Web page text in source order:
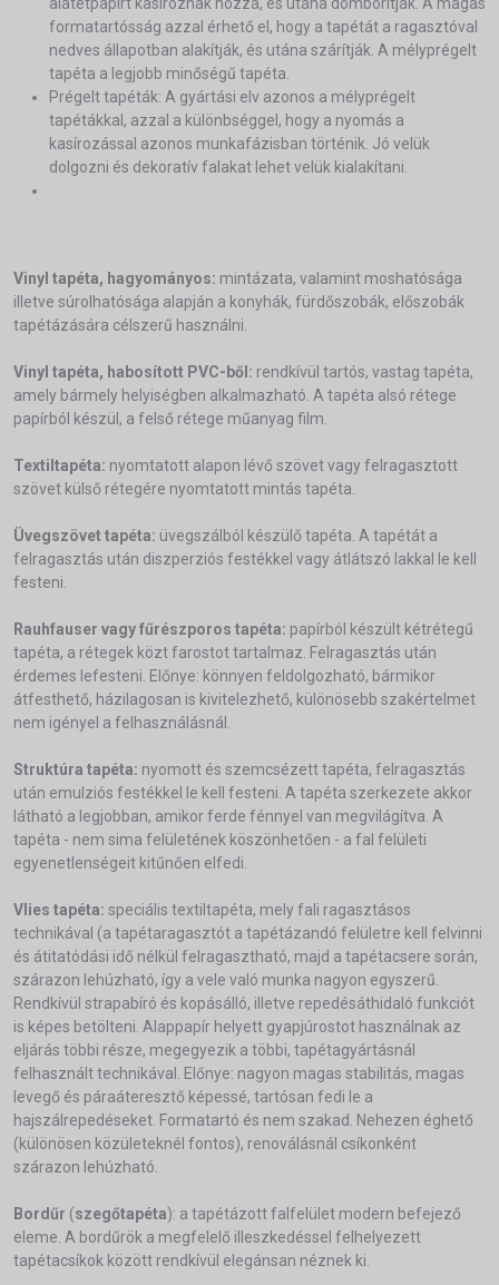
formatartósság azzal érhető el, hogy a tapétát a ragasztóval
nedves állapotban alakítják, és utána szárítják. A mélyprégelt
tapéta a legjobb minőségű tapéta.
Prégelt tapéták: A gyártási elv azonos a mélyprégelt
tapétákkal, azzal a különbséggel, hogy a nyomás a
kasírozással azonos munkafázisban történik. Jó velük
dolgozni és dekoratív falakat lehet velük kialakítani.
Vinyl tapéta, hagyományos: mintázata, valamint moshatósága
illetve súrolhatósága alapján a konyhák, fürdőszobák, előszobák
tapétázására célszerű használni.
Vinyl tapéta, habosított PVC-ből: rendkívül tartós, vastag tapéta,
amely bármely helyiségben alkalmazható. A tapéta alsó rétege
papírból készül, a felső rétege műanyag film.
Textiltapéta: nyomtatott alapon lévő szövet vagy felragasztott
szövet külső rétegére nyomtatott mintás tapéta.
Üvegszövet tapéta: üvegszálból készülő tapéta. A tapétát a
felragasztás után diszperziós festékkel vagy átlátszó lakkal le kell
festeni.
Rauhfauser vagy fűrészporos tapéta: papírból készült kétrétegű
tapéta, a rétegek közt farostot tartalmaz. Felragasztás után
érdemes lefesteni. Előnye: könnyen feldolgozható, bármikor
átfesthető, házilagosan is kivitelezhető, különösebb szakértelmet
nem igényel a felhasználásnál.
Struktúra tapéta: nyomott és szemcsézett tapéta, felragasztás
után emulziós festékkel le kell festeni. A tapéta szerkezete akkor
látható a legjobban, amikor ferde fénnyel van megvilágítva. A
tapéta - nem sima felületének köszönhetően - a fal felületi
egyenetlenségeit kitűnően elfedi.
Vlies tapéta: speciális textiltapéta, mely fali ragasztásos
technikával (a tapétaragasztót a tapétázandó felületre kell felvinni
és átitatódási idő nélkül felragasztható, majd a tapétacsere során,
szárazon lehúzható, így a vele való munka nagyon egyszerű.
Rendkívül strapabíró és kopásálló, illetve repedésáthidaló funkciót
is képes betölteni. Alappapír helyett gyapjúrostot használnak az
eljárás többi része, megegyezik a többi, tapétagyártásnál
felhasznált technikával. Előnye: nagyon magas stabilitás, magas
levegő és páraáteresztő képessé, tartósan fedi le a
hajszálrepedéseket. Formatartó és nem szakad. Nehezen éghető
(különösen közületeknél fontos), renoválásnál csíkonként
szárazon lehúzható.
Bordűr (szegőtapéta): a tapétázott falfelület modern befejező
eleme. A bordűrök a megfelelő illeszkedéssel felhelyezett
tapétacsíkok között rendkívül elegánsan néznek ki.